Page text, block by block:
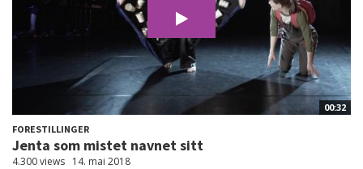
00:32
FORESTILLINGER
Jenta som mistet navnet sitt
4.300 views 14. mai 2018